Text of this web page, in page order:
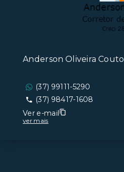
Anderson Oliveira Couto
(37) 99111-5290
(37) 98417-1608
Ver e-mail
ver mais